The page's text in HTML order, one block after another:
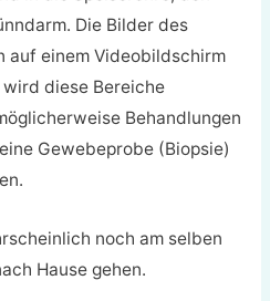
Die Bilder des
auf einem Videobildschirm
diese Bereiche
Behandlungen
Gewebeprobe (Biopsie)
noch am selben
Hause gehen.